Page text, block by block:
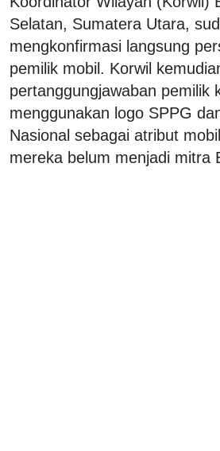
Selatan, Sumatera Utara,
mengkonfirmasi langsung
pemilik mobil. Korwil
pertanggungjawaban pemilik
menggunakan logo SPPG
Nasional sebagai atribut
mereka belum menjadi mitra